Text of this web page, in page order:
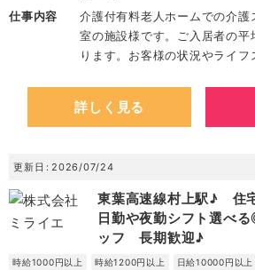
仕事内容
介護付有料老人ホームでの介
室の施設様です。ご入居者の
ります。お客様の状況やライフ
詳しく見る
更新日 2026/07/24
東葉高速線村上駅♪ 住
日勤や夜勤シフト選べ
ッフ 長期歓迎♪
時給1000円以上 時給1200円以上 日給10000円以上